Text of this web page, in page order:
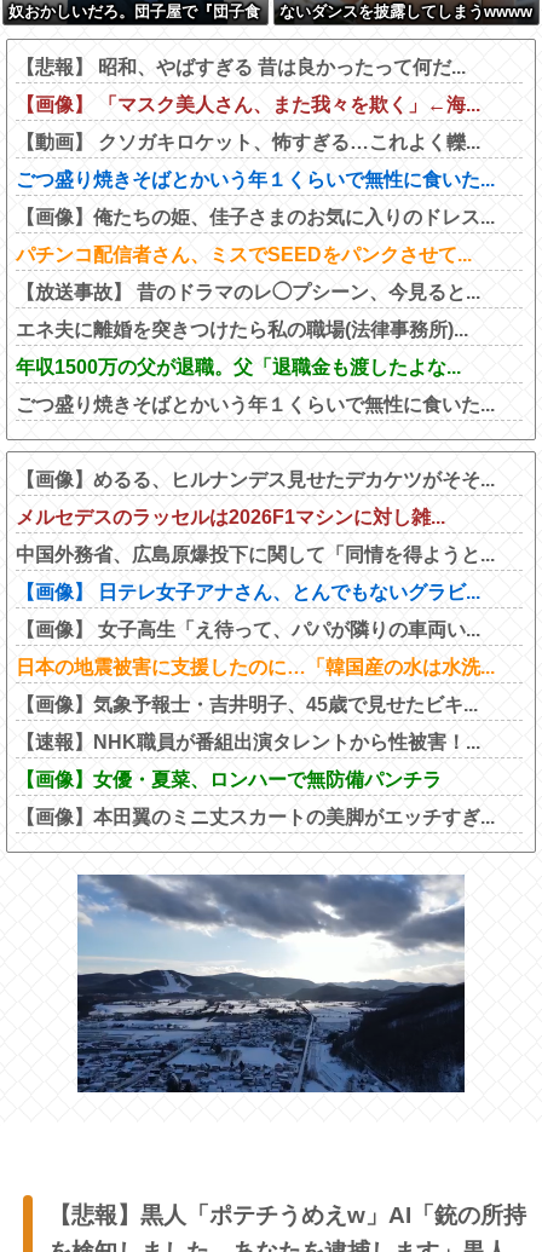
奴おかしいだろ。団子屋で『団子食
べない』って言うか？」
ないダンスを披露してしまうwwww
wwwww
【悲報】 昭和、やばすぎる 昔は良かったって何だ...
【画像】 「マスク美人さん、また我々を欺く」←海...
【動画】 クソガキロケット、怖すぎる…これよく轢...
ごつ盛り焼きそばとかいう年１くらいで無性に食いた...
【画像】俺たちの姫、佳子さまのお気に入りのドレス...
パチンコ配信者さん、ミスでSEEDをパンクさせて...
【放送事故】 昔のドラマのレ◯プシーン、今見ると...
エネ夫に離婚を突きつけたら私の職場(法律事務所)...
年収1500万の父が退職。父「退職金も渡したよな...
ごつ盛り焼きそばとかいう年１くらいで無性に食いた...
【画像】めるる、ヒルナンデス見せたデカケツがそそ...
メルセデスのラッセルは2026F1マシンに対し雑...
中国外務省、広島原爆投下に関して「同情を得ようと...
【画像】 日テレ女子アナさん、とんでもないグラビ...
【画像】 女子高生「え待って、パパが隣りの車両い...
日本の地震被害に支援したのに…「韓国産の水は水洗...
【画像】気象予報士・吉井明子、45歳で見せたビキ...
【速報】NHK職員が番組出演タレントから性被害！...
【画像】女優・夏菜、ロンハーで無防備パンチラ
【画像】本田翼のミニ丈スカートの美脚がエッチすぎ...
【悲報】黒人「ポテチうめえw」AI「銃の所持